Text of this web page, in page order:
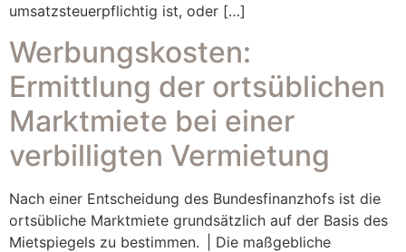
umsatzsteuerpflichtig ist, oder […]
Werbungskosten:
Ermittlung der ortsüblichen
Marktmiete bei einer
verbilligten Vermietung
Nach einer Entscheidung des Bundesfinanzhofs ist die
ortsübliche Marktmiete grundsätzlich auf der Basis des
Mietspiegels zu bestimmen. | Die maßgebliche